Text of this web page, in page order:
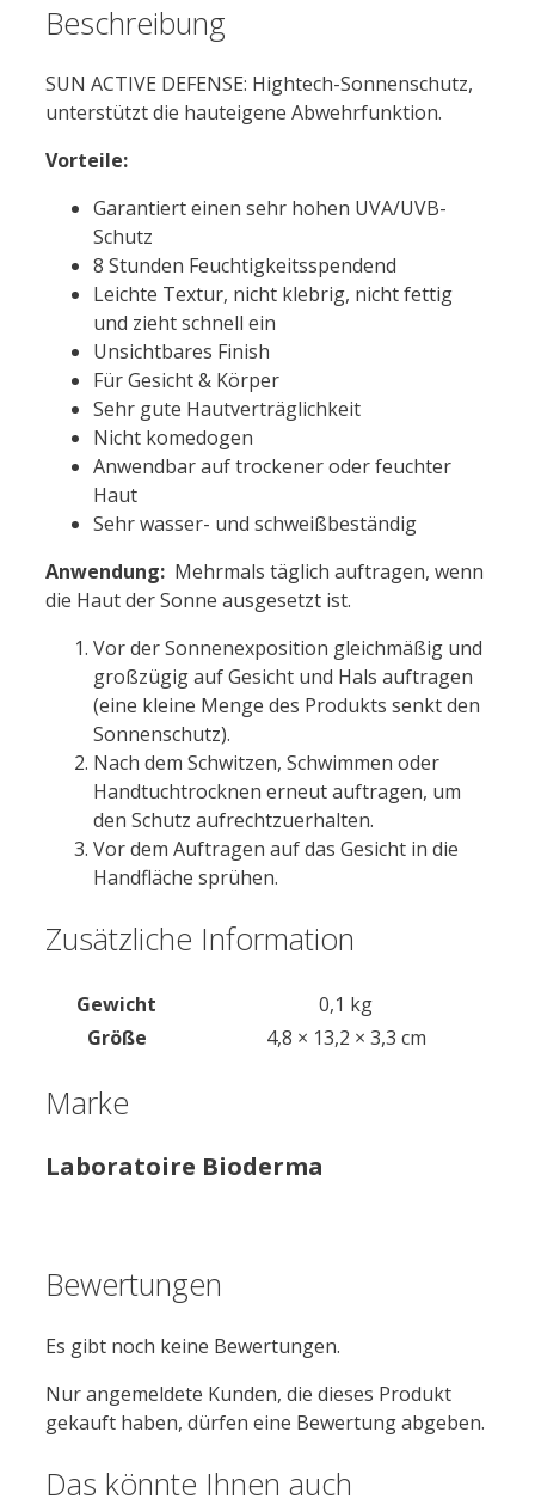
Beschreibung
SUN ACTIVE DEFENSE: Hightech-Sonnenschutz,
unterstützt die hauteigene Abwehrfunktion.
Vorteile:
Garantiert einen sehr hohen UVA/UVB-
Schutz
8 Stunden Feuchtigkeitsspendend
Leichte Textur, nicht klebrig, nicht fettig
und zieht schnell ein
Unsichtbares Finish
Für Gesicht & Körper
Sehr gute Hautverträglichkeit
Nicht komedogen
Anwendbar auf trockener oder feuchter
Haut
Sehr wasser- und schweißbeständig
Anwendung: Mehrmals täglich auftragen, wenn
die Haut der Sonne ausgesetzt ist.
Vor der Sonnenexposition gleichmäßig und
großzügig auf Gesicht und Hals auftragen
(eine kleine Menge des Produkts senkt den
Sonnenschutz).
Nach dem Schwitzen, Schwimmen oder
Handtuchtrocknen erneut auftragen, um
den Schutz aufrechtzuerhalten.
Vor dem Auftragen auf das Gesicht in die
Handfläche sprühen.
Zusätzliche Information
Gewicht
0,1 kg
Größe
4,8 × 13,2 × 3,3 cm
Marke
Laboratoire Bioderma
Bewertungen
Es gibt noch keine Bewertungen.
Nur angemeldete Kunden, die dieses Produkt
gekauft haben, dürfen eine Bewertung abgeben.
Das könnte Ihnen auch